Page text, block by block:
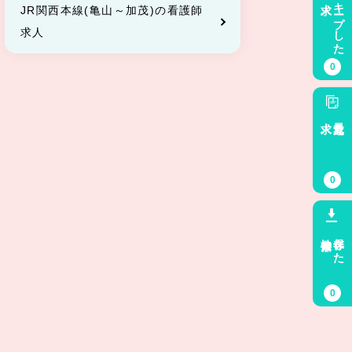
JR関西本線(亀山～加茂)の看護師
求人
キープした
0
最近見た
0
保存した
0